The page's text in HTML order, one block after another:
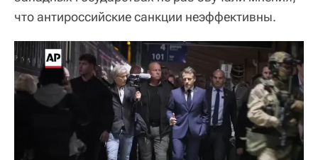
что антироссийские санкции неэффективны.